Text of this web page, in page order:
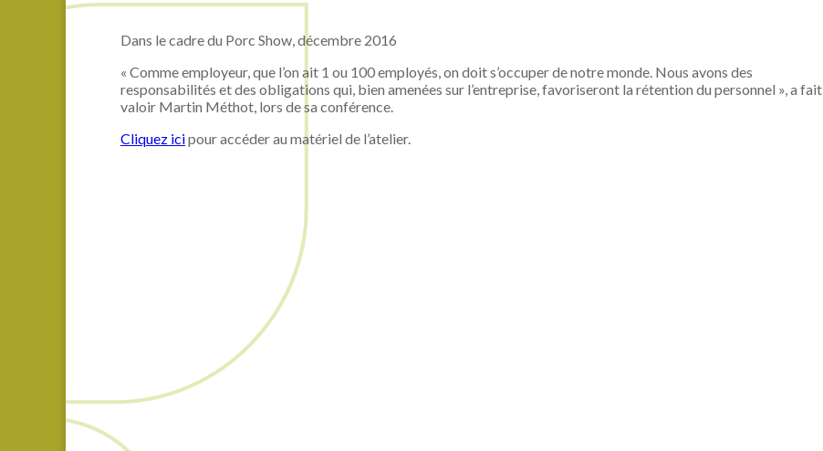
Dans le cadre du Porc Show, décembre 2016
« Comme employeur, que l’on ait 1 ou 100 employés, on doit s’occuper de notre monde. Nous avons des
responsabilités et des obligations qui, bien amenées sur l’entreprise, favoriseront la rétention du personnel », a fait
valoir Martin Méthot, lors de sa conférence.
Cliquez icipour accéder au matériel de l’atelier.